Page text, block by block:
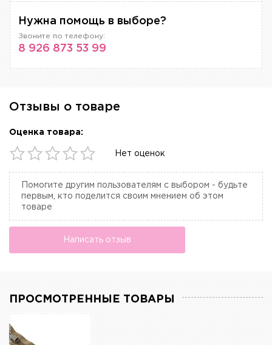
Нужна помощь в выборе?
Звоните по телефону:
8 926 873 53 99
Отзывы о товаре
Оценка товара:
Нет оценок
Помогите другим пользователям с выбором - будьте
первым, кто поделится своим мнением об этом
товаре
Написать отзыв
ПРОСМОТРЕННЫЕ ТОВАРЫ